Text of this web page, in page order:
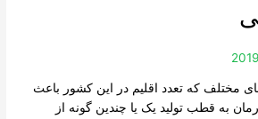
مختلف که تعدد اقلیم در این کشور باعث
به قطب تولید یک یا چندین گونه از